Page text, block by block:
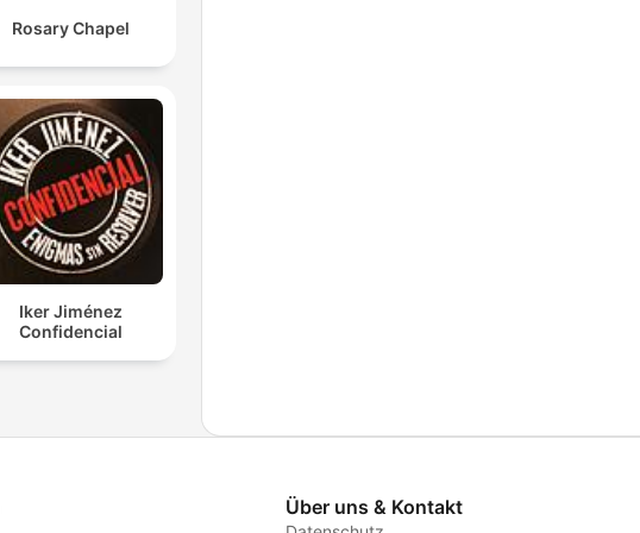
Rosary Chapel
Iker Jiménez
Confidencial
Über uns & Kontakt